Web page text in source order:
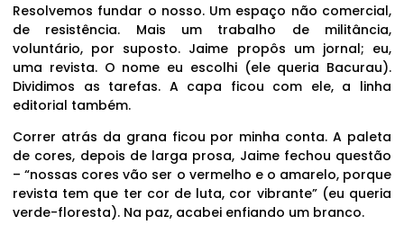
Resolvemos fundar o nosso. Um espaço não comercial,
de resistência. Mais um trabalho de militância,
voluntário, por suposto. Jaime propôs um jornal; eu,
uma revista. O nome eu escolhi (ele queria Bacurau).
Dividimos as tarefas. A capa ficou com ele, a linha
editorial também.
Correr atrás da grana ficou por minha conta. A paleta
de cores, depois de larga prosa, Jaime fechou questão
– “nossas cores vão ser o vermelho e o amarelo, porque
revista tem que ter cor de luta, cor vibrante” (eu queria
verde-floresta). Na paz, acabei enfiando um branco.